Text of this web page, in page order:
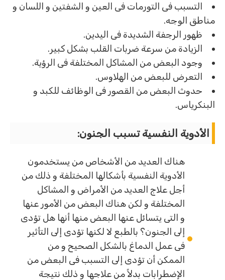
التسبب فى التورمات فى العين و الشفتين و اللسان و
مناطق الوجه.
ظهور الرجفة الشديدة فى اليدين.
الزيادة من سرعة ضربات القلب بشكل كبير.
وجود البعض من المشاكل المختلفة فى الرؤية.
التعرض للبعض من الهلاوس.
حدوث البعض من القصور فى الوظائف للكبد و
البنكرياس.
الأدوية النفسية تسبب الجنون:
هناك العديد من الأشخاص من يستخدمون
الأدوية النفسية بأشكالها المختلفة و ذلك من
أجل علاج العديد من الأمراض و المشاكل
المختلفة و لكن هناك البعض من الأمور عنها
و التى يتسائل عنها البعض منها أنها هل تؤدى
إلى الجنون؟ بالطبع لا لكنها تؤدى إلى التأثير
فى عمل الدماغ بالشكل الصحيح و من
الممكن أن تؤدى إلى التسبب فى البعض من
الإضطرابات بدلاً من علاجها و ذلك نتيجة